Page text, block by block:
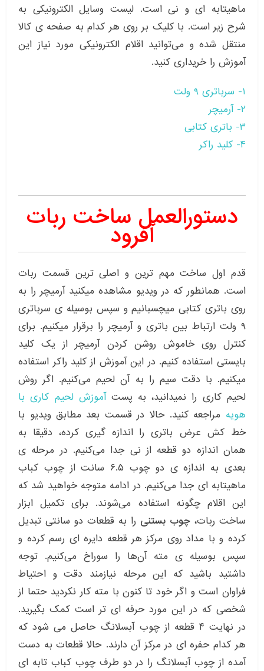
ماهیتابه ای و نی است. لیست وسایل الکترونیکی به
شرح زیر است. با کلیک بر روی هر کدام به صفحه ی کالا
منتقل شده و می‌توانید اقلام الکترونیکی مورد نیاز این
آموزش را خریداری کنید.
۱- سرباتری ۹ ولت
۲- آرمیچر
۳- باتری کتابی
۴- کلید راکر
دستورالعمل ساخت ربات
آفرود
قدم اول ساخت مهم ترین و اصلی ترین قسمت ربات
است. همانطور که در ویدیو مشاهده میکنید آرمیچر را به
روی باتری کتابی میچسبانیم و سپس بوسیله ی سرباتری
۹ ولت ارتباط بین باتری و آرمیچر را برقرار میکنیم. برای
کنترل روی خاموش روشن کردن آرمیچر از یک کلید
بایستی استفاده کنیم. در این آموزش از کلید راکر استفاده
میکنیم. با دقت سیم را به آن لحیم می‌کنیم. اگر روش
لحیم کاری را نمیدانید، به پستآموزش لحیم کاری با
هویه مراجعه کنید. حالا در قسمت بعد مطابق ویدیو با
خط کش عرض باتری را اندازه گیری کرده، دقیقا به
همان اندازه دو قطعه از نی جدا می‌کنیم. در مرحله ی
بعدی به اندازه ی دو چوب ۶.۵ سانت از چوب کباب
ماهیتابه ای جدا می‌کنیم. در ادامه متوجه خواهید شد که
این اقلام چگونه استفاده می‌شوند‌. برای تکمیل ابزار
ساخت ربات،چوب بستنی را به قطعات دو سانتی تبدیل
کرده و با مداد روی مرکز هر قطعه دایره ای رسم کرده و
سپس بوسیله ی مته آن‌ها را سوراخ می‌کنیم‌. توجه
داشتید باشید که این مرحله نیازمند دقت و احتیاط
فراوان است و اگر خود تا کنون با مته کار نکردید حتما از
شخصی که در این مورد حرفه ای تر است کمک بگیرید.
در نهایت ۴ قطعه از چوب آبسلانگ حاصل می شود که
هر کدام حفره ای در مرکز آن دارند. حالا قطعات به دست
آمده از چوب آبسلانگ را در دو طرف چوب کباب تابه ای